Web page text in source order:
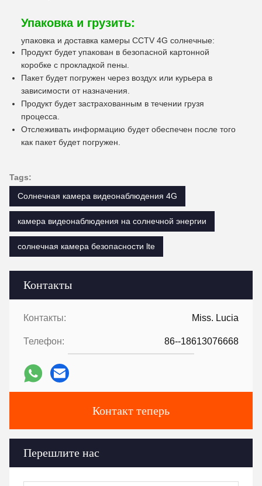
Контакты
Контакты: Miss. Lucia
Телефон: 86--18613076668
Контакт теперь
Перешлите нас
Упаковка и грузить:
упаковка и доставка камеры CCTV 4G солнечные:
Продукт будет упакован в безопасной картонной
коробке с прокладкой пены.
Пакет будет погружен через воздух или курьера в
зависимости от назначения.
Продукт будет застрахованным в течении грузя
процесса.
Отслеживать информацию будет обеспечен после того
как пакет будет погружен.
Tags:
Солнечная камера видеонаблюдения 4G
камера видеонаблюдения на солнечной энергии
солнечная камера безопасности lte